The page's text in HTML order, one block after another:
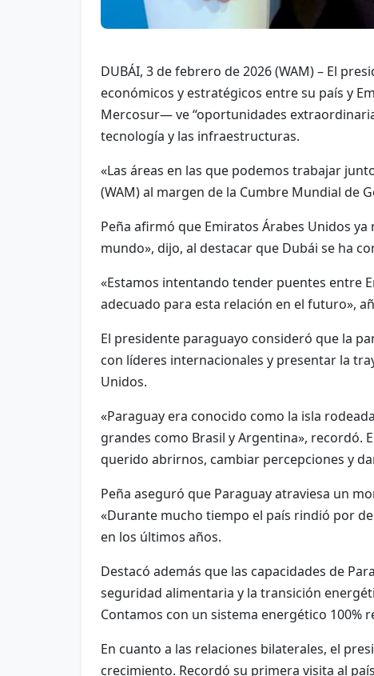
DUBÁI, 3 de febrero de 2026 (WAM) – El
económicos y estratégicos entre su país y
Mercosur— ve “oportunidades
tecnología y las infraestructuras.
«Las áreas en las que podemos trabajar
(WAM) al margen de la Cumbre Mundial de
Peña afirmó que Emiratos Árabes Unidos
mundo», dijo, al destacar que Dubái se ha
«Estamos intentando tender puentes entre
adecuado para esta relación en el futuro»,
El presidente paraguayo consideró que la
con líderes internacionales y presentar la
Unidos.
«Paraguay era conocido como la isla
grandes como Brasil y Argentina», recordó.
querido abrirnos, cambiar percepciones y
Peña aseguró que Paraguay atraviesa un
«Durante mucho tiempo el país rindió por
en los últimos años.
Destacó además que las capacidades de
seguridad alimentaria y la transición
Contamos con un sistema energético 100%
En cuanto a las relaciones bilaterales, el
crecimiento. Recordó su primera visita al